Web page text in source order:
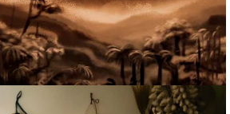
SABIO LANCANDÓN. CORTESÍA